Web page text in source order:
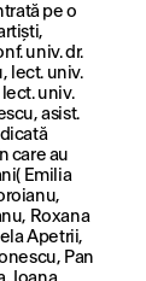
pe o
univ. dr.
lect. univ.
univ.
asist.
care au
Emilia
Roxana
Apetrii,
Pan